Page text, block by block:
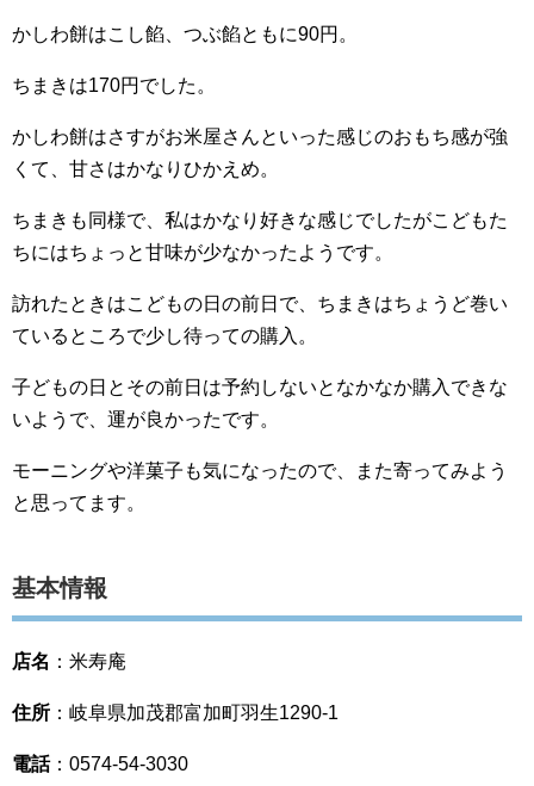
かしわ餅はこし餡、つぶ餡ともに90円。
ちまきは170円でした。
かしわ餅はさすがお米屋さんといった感じのおもち感が強
くて、甘さはかなりひかえめ。
ちまきも同様で、私はかなり好きな感じでしたがこどもた
ちにはちょっと甘味が少なかったようです。
訪れたときはこどもの日の前日で、ちまきはちょうど巻い
ているところで少し待っての購入。
子どもの日とその前日は予約しないとなかなか購入できな
いようで、運が良かったです。
モーニングや洋菓子も気になったので、また寄ってみよう
と思ってます。
基本情報
店名 ：米寿庵
住所 ：岐阜県加茂郡富加町羽生1290-1
電話：0574-54-3030